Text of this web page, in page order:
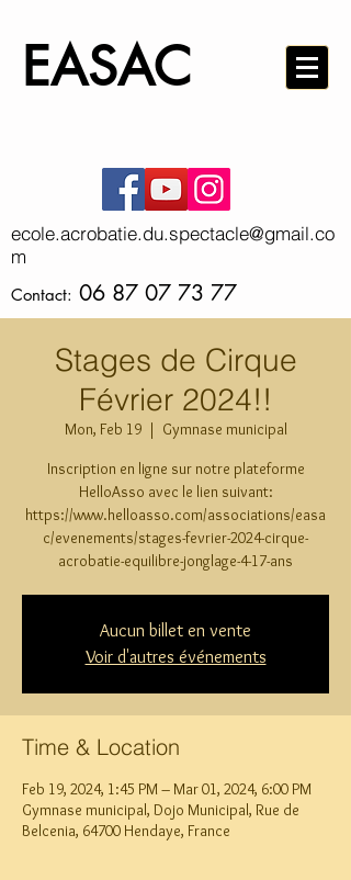
EASAC
ecole.acrobatie.du.spectacle@gmail.co
m
Contact: 06 87 07 73 77
Stages de Cirque
Février 2024!!
Mon, Feb 19
  |
Gymnase municipal
Inscription en ligne sur notre plateforme
HelloAsso avec le lien suivant:
https://www.helloasso.com/associations/easa
c/evenements/stages-fevrier-2024-cirque-
acrobatie-equilibre-jonglage-4-17-ans
Aucun billet en vente
Voir d'autres événements
Time & Location
Feb 19, 2024, 1:45 PM – Mar 01, 2024, 6:00 PM
Gymnase municipal, Dojo Municipal, Rue de
Belcenia, 64700 Hendaye, France